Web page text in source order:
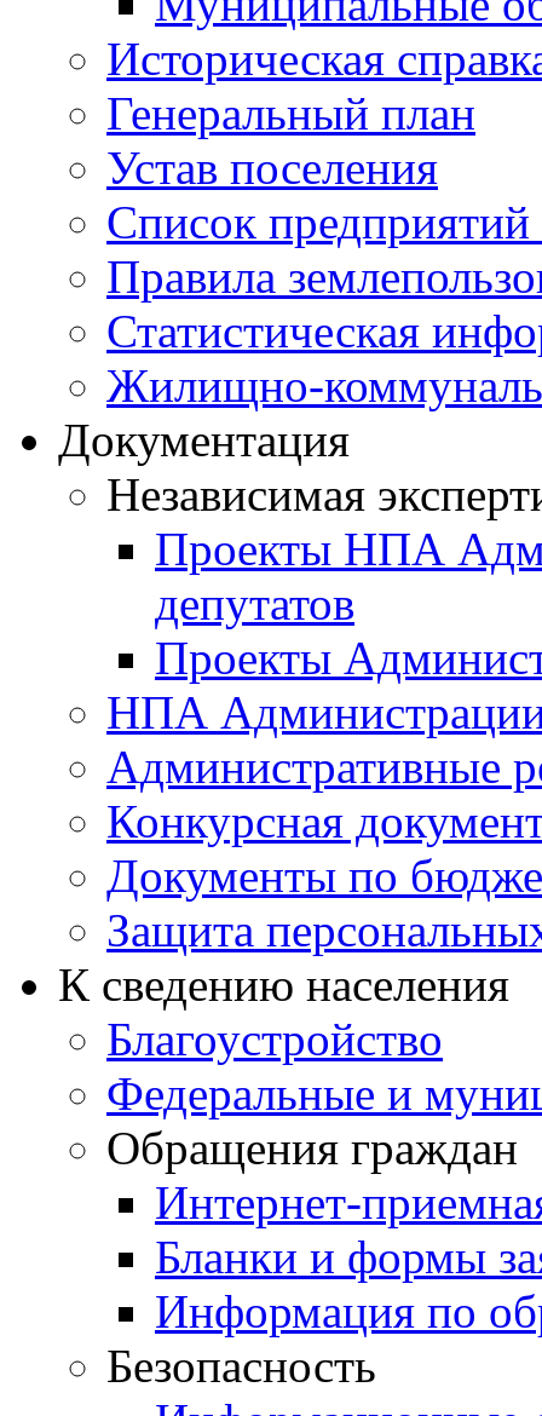
Историческая
Генеральный план
Устав поселения
Список предприятий
Правила
Статистическая
Жилищно-
Документация
Независимая
Проекты НПА
депутатов
Проекты
НПА
Административные
Конкурсная
Документы по
Защита
К сведению населения
Благоустройство
Федеральные и
Обращения граждан
Интернет-
Бланки и формы
Информация по
Безопасность